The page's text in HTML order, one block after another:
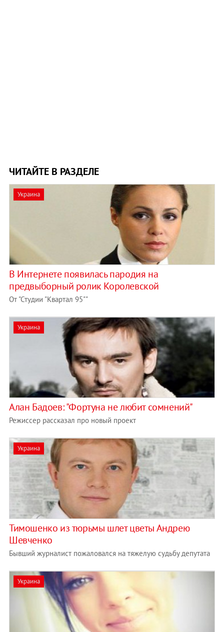
ЧИТАЙТЕ В РАЗДЕЛЕ
Украина
В Интернете появилась пародия на
предвыборный ролик Королевской
От "Студии "Квартал 95""
Украина
Алан Бадоев: "Фортуна не любит сомнений"
Режиссер рассказал про новый проект
Украина
Тимошенко из тюрьмы шлет цветы Андрею
Шевченко
Бывший журналист пожаловался на тяжелую судьбу депутата
Украина